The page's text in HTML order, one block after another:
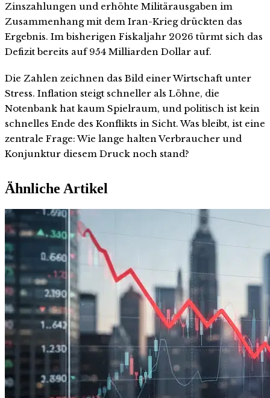
Zinszahlungen und erhöhte Militärausgaben im
Zusammenhang mit dem Iran-Krieg drückten das
Ergebnis. Im bisherigen Fiskaljahr 2026 türmt sich das
Defizit bereits auf 954 Milliarden Dollar auf.
Die Zahlen zeichnen das Bild einer Wirtschaft unter
Stress. Inflation steigt schneller als Löhne, die
Notenbank hat kaum Spielraum, und politisch ist kein
schnelles Ende des Konflikts in Sicht. Was bleibt, ist eine
zentrale Frage: Wie lange halten Verbraucher und
Konjunktur diesem Druck noch stand?
Ähnliche Artikel